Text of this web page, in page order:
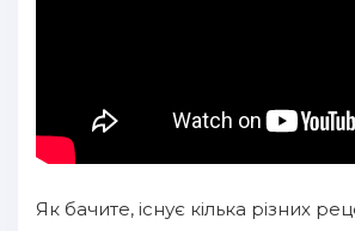
Як бачите, існує кілька різних